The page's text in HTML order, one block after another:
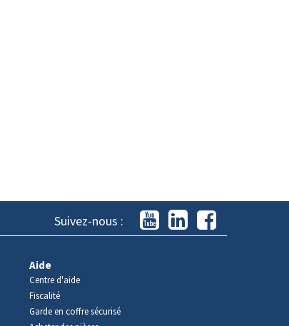
Suivez-nous :
Aide
Centre d'aide
Fiscalité
Garde en coffre sécurisé